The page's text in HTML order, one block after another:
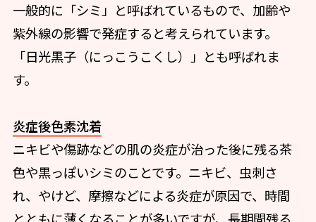
一般的に「シミ」と呼ばれているもので、加齢や
紫外線の影響で発症すると考えられています。
「日光黒子（にっこうこくし）」とも呼ばれま
す。
炎症後色素沈着
ニキビや傷跡などの肌の炎症が治った後に残る茶
色や黒っぽいシミのことです。ニキビ、虫刺さ
れ、やけど、摩擦などによる炎症が原因で、時間